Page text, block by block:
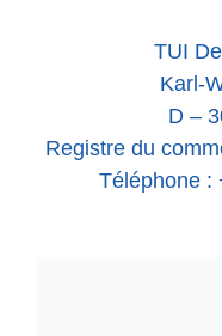
TUI
Karl-
D –
Registre du
Téléphone :